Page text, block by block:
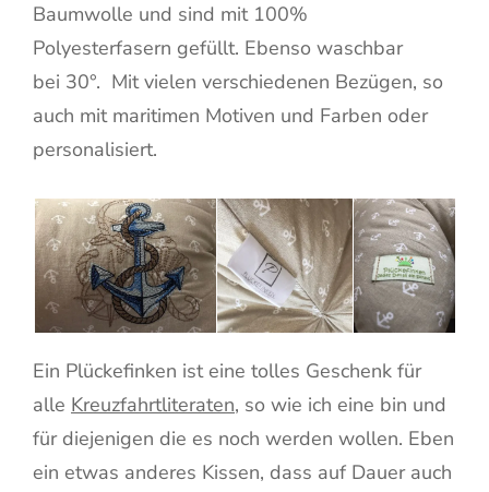
Baumwolle und sind mit 100%
Polyesterfasern gefüllt. Ebenso waschbar
bei 30°. Mit vielen verschiedenen Bezügen, so
auch mit maritimen Motiven und Farben oder
personalisiert.
Ein Plückefinken ist eine tolles Geschenk für
alle Kreuzfahrtliteraten, so wie ich eine bin und
für diejenigen die es noch werden wollen. Eben
ein etwas anderes Kissen, dass auf Dauer auch